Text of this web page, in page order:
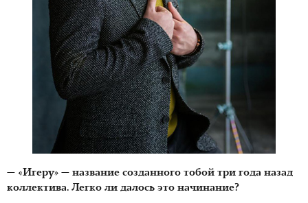
— «Игеру» — название созданного тобой три года назад
коллектива. Легко ли далось это начинание?